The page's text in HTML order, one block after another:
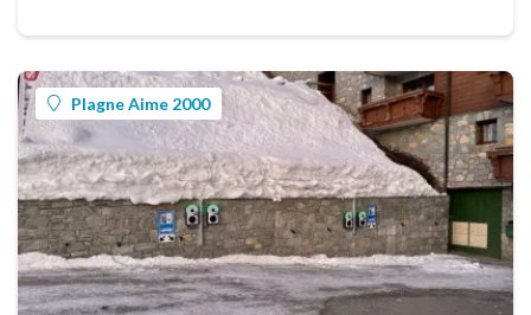
Plagne Aime 2000